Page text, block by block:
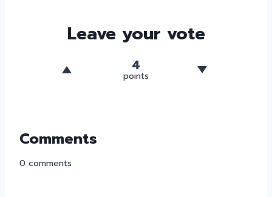
Leave your vote
4
points
Comments
0 comments